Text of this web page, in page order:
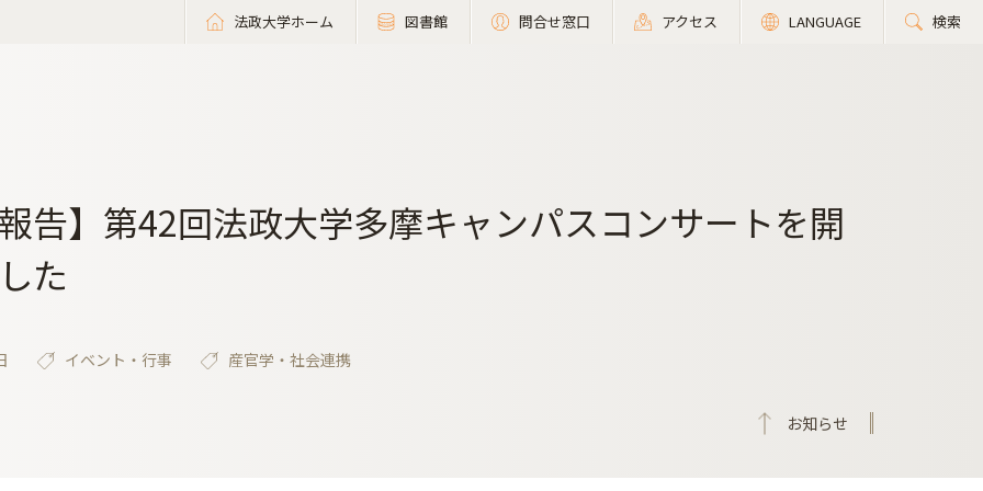
法政大学ホーム 図書館 問合せ窓口 アクセス LANGUAGE 検索
告】第42回法政大学多摩キャンパスコンサートを開
た
イベント・行事 産官学・社会連携
お知らせ